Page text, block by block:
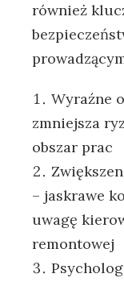
również
Wyraźne
zmniejsza
obszar prac
– jaskrawe
uwagę
remontowej